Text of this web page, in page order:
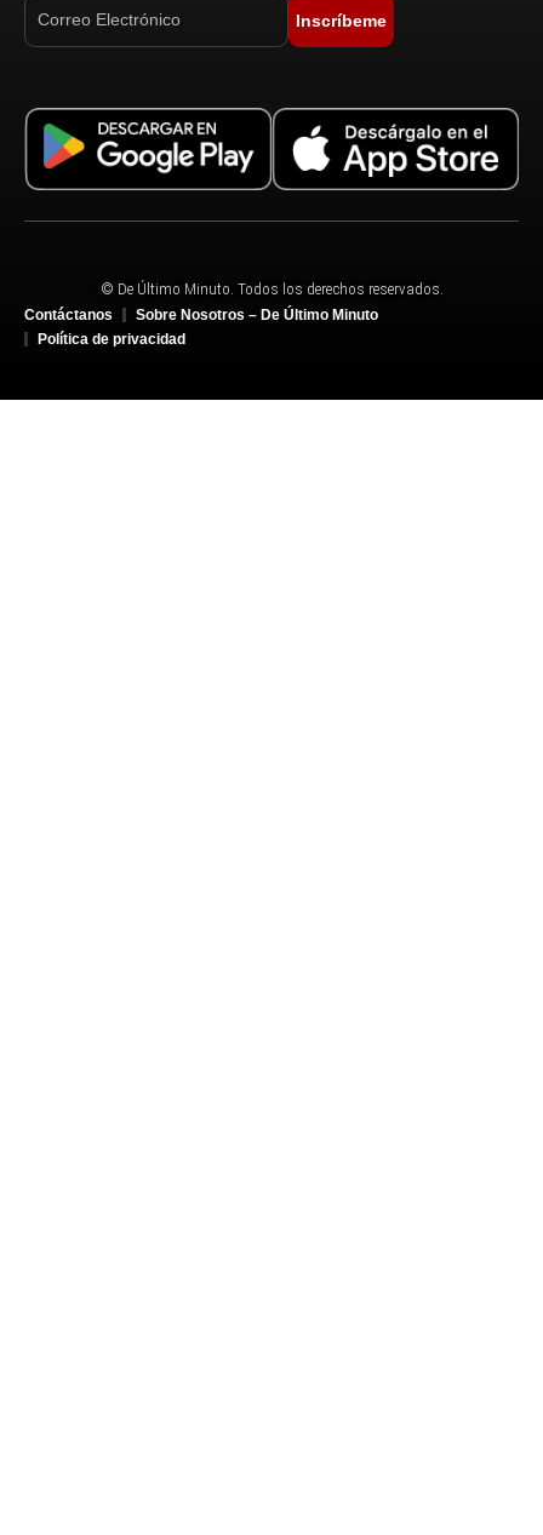
Inscríbeme
© De Último Minuto. Todos los derechos reservados.
Contáctanos
Sobre Nosotros – De Último Minuto
Política de privacidad